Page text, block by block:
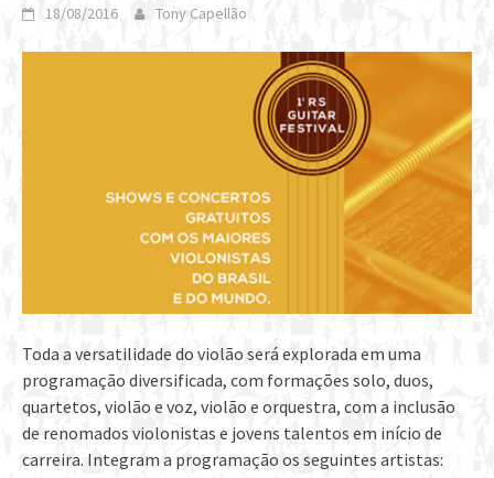
18/08/2016 Tony Capellão
Toda a versatilidade do violão será explorada em uma
programação diversificada, com formações solo, duos,
quartetos, violão e voz, violão e orquestra, com a inclusão
de renomados violonistas e jovens talentos em início de
carreira. Integram a programação os seguintes artistas: